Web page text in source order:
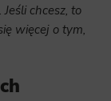
chcesz, to
więcej o tym,